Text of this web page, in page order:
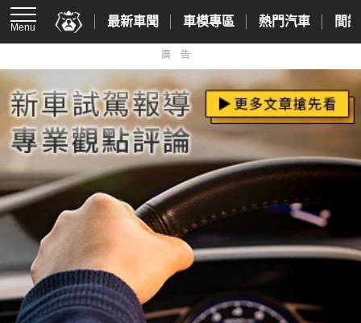
Menu 最新車聞 車模專區 熱門汽車 間
廣告